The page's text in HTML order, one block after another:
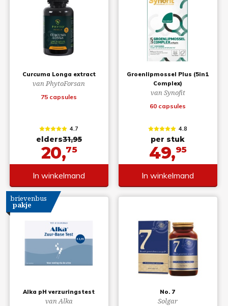
Curcuma Longa extract
van PhytoForsan
75 capsules
4.7
elders31,95
20,75
In winkelmand
Groenlipmossel Plus (5in1
Complex)
van Synofit
60 capsules
4.8
per stuk
49,95
In winkelmand
Alka pH verzuringstest
van Alka
brievenbus
pakje
No. 7
Solgar